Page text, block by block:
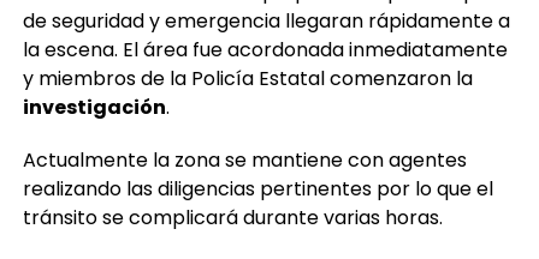
de seguridad y emergencia llegaran rápidamente a
la escena. El área fue acordonada inmediatamente
y miembros de la Policía Estatal comenzaron la
investigación.
Actualmente la zona se mantiene con agentes
realizando las diligencias pertinentes por lo que el
tránsito se complicará durante varias horas.